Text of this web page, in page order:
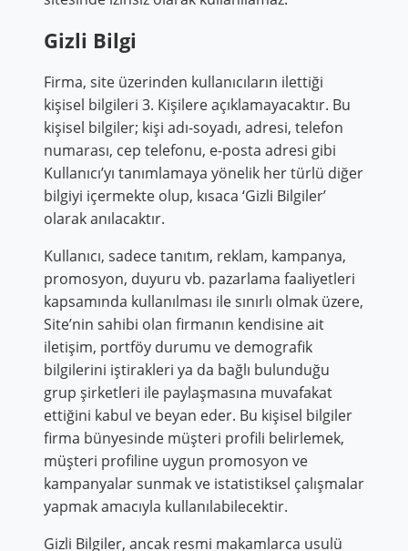
Gizli Bilgi
Firma, site üzerinden kullanıcıların ilettiği
kişisel bilgileri 3. Kişilere açıklamayacaktır. Bu
kişisel bilgiler; kişi adı-soyadı, adresi, telefon
numarası, cep telefonu, e-posta adresi gibi
Kullanıcı’yı tanımlamaya yönelik her türlü diğer
bilgiyi içermekte olup, kısaca ‘Gizli Bilgiler’
olarak anılacaktır.
Kullanıcı, sadece tanıtım, reklam, kampanya,
promosyon, duyuru vb. pazarlama faaliyetleri
kapsamında kullanılması ile sınırlı olmak üzere,
Site’nin sahibi olan firmanın kendisine ait
iletişim, portföy durumu ve demografik
bilgilerini iştirakleri ya da bağlı bulunduğu
grup şirketleri ile paylaşmasına muvafakat
ettiğini kabul ve beyan eder. Bu kişisel bilgiler
firma bünyesinde müşteri profili belirlemek,
müşteri profiline uygun promosyon ve
kampanyalar sunmak ve istatistiksel çalışmalar
yapmak amacıyla kullanılabilecektir.
Gizli Bilgiler, ancak resmi makamlarca usulü